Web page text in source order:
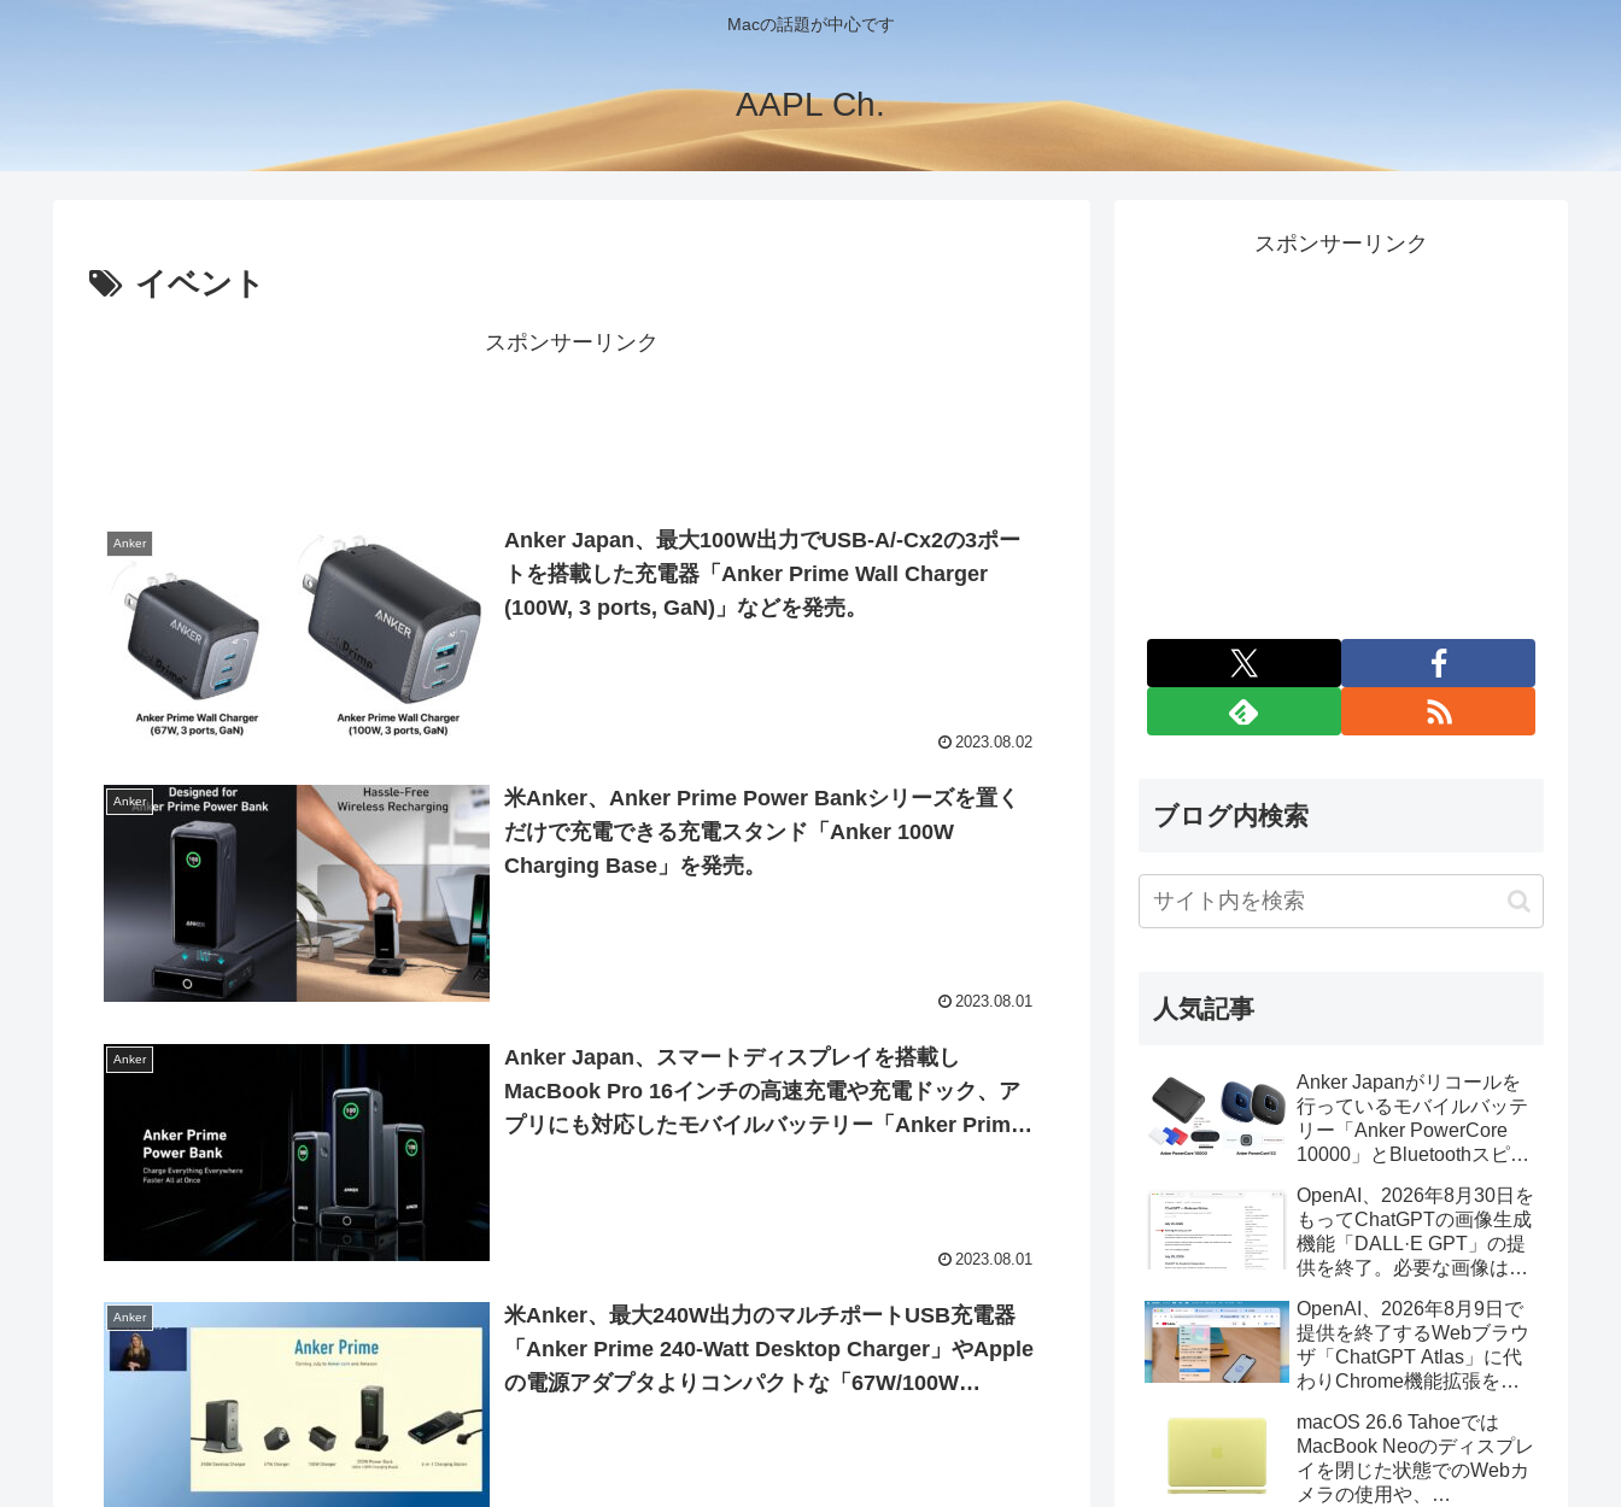
Macの話題が中心です
AAPL Ch.
イベント
スポンサーリンク
Anker
Anker Japan、最大100W出力でUSB-A/-Cx2の3ポー
トを搭載した充電器「Anker Prime Wall Charger
(100W, 3 ports, GaN)」などを発売。
2023.08.02
Anker
米Anker、Anker Prime Power Bankシリーズを置く
だけで充電できる充電スタンド「Anker 100W
Charging Base」を発売。
2023.08.01
Anker
Anker Japan、スマートディスプレイを搭載し
MacBook Pro 16インチの高速充電や充電ドック、ア
プリにも対応したモバイルバッテリー「Anker Prime
2023.08.01
Anker
米Anker、最大240W出力のマルチポートUSB充電器
「Anker Prime 240-Watt Desktop Charger」やApple
の電源アダプタよりコンパクトな「67W/100W
スポンサーリンク
ブログ内検索
人気記事
Anker Japanがリコールを
行っているモバイルバッテ
リー「Anker PowerCore
10000」とBluetoothスピー
辺を焼損する火災が6月に3
件発生していたそうなので
注意を。
OpenAI、2026年8月30日を
もってChatGPTの画像生成
機能「DALL·E GPT」の提
供を終了。必要な画像は期
OpenAI、2026年8月9日で
提供を終了するWebブラウ
ザ「ChatGPT Atlas」に代
わりChrome機能拡張をア
画の質問やAsk ChatGPT機
能を追加。
macOS 26.6 Tahoeでは
MacBook Neoのディスプレ
イを閉じた状態でのWebカ
メラの使用や、